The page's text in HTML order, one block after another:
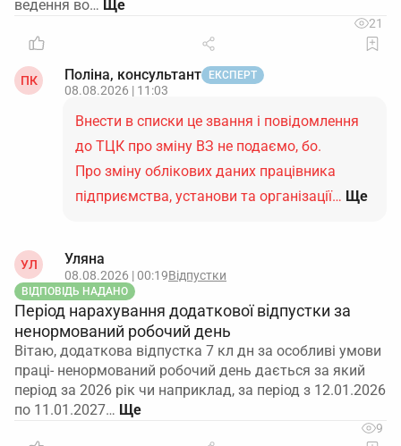
ведення во…
21
ПК Поліна, консультант ЕКСПЕРТ
08.08.2026 | 11:03
Внести в списки це звання і повідомлення
до ТЦК про зміну ВЗ не подаємо, бо.
Про зміну облікових даних працівника
підприємства, установи та організації… Ще
УЛ Уляна
08.08.2026 | 00:19Відпустки
ВІДПОВІДЬ НАДАНО
Період нарахування додаткової відпустки за
ненормований робочий день
Вітаю, додаткова відпустка 7 кл дн за особливі умови
праці- ненормований робочий день дається за який
період за 2026 рік чи наприклад, за період з 12.01.2026
по 11.01.2027…
9